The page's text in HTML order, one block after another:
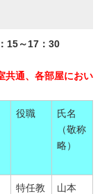
15～17：30
共通、各部屋におい
役職
氏名
（敬称
略）
特任教 山本